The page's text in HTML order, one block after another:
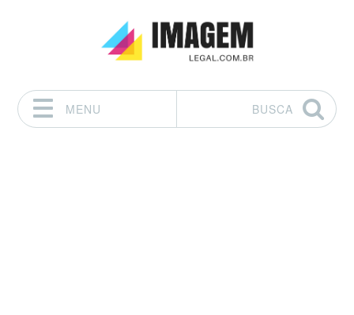
MENU
BUSCA